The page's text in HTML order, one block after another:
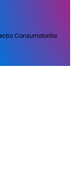
Consumatorilor